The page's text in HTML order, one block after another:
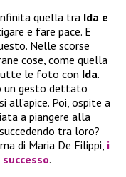
quella tra Ida e
e fare pace. E
Nelle scorse
cose, come quella
le foto con Ida.
un gesto dettato
Poi, ospite a
a piangere alla
tra loro?
di Maria De Filippi, i
.